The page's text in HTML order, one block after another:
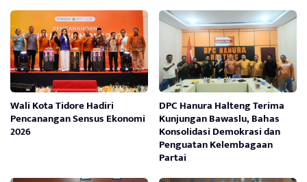
Wali Kota Tidore Hadiri
Pencanangan Sensus Ekonomi
2026
DPC Hanura Halteng Terima
Kunjungan Bawaslu, Bahas
Konsolidasi Demokrasi dan
Penguatan Kelembagaan
Partai